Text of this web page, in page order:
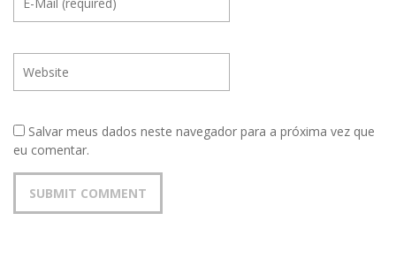
Salvar meus dados neste navegador para a próxima vez que
eu comentar.